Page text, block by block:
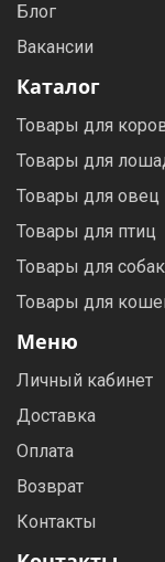
Блог
Вакансии
Каталог
Товары для
Товары для
Товары для овец
Товары для птиц
Товары для собак
Товары для
Меню
Личный кабинет
Доставка
Оплата
Возврат
Контакты